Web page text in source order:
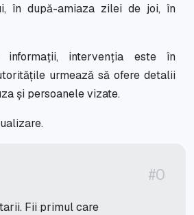
în după-amiaza zilei de joi, în
informații, intervenția este în
urmează să ofere detalii
și persoanele vizate.
#0
Fii primul care